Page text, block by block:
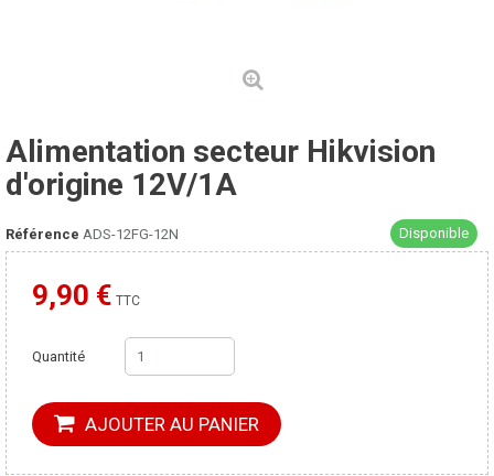
Alimentation secteur Hikvision
d'origine 12V/1A
Référence ADS-12FG-12N Disponible
9,90 € TTC
Moins cher ailleurs ?
Quantité
AJOUTER AU PANIER